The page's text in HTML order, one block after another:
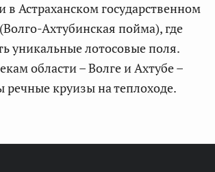
в Астраханском государственном
Ахтубинская пойма), где
уникальные лотосовые поля.
области – Волге и Ахтубе –
речные круизы на теплоходе.